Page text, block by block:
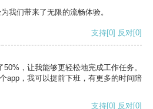
我们带来了无限的流畅体验。
支持[0] 反对[0]
，让我能够更轻松地完成工作任务。
app，我可以提前下班，有更多的时间陪
支持[0] 反对[0]